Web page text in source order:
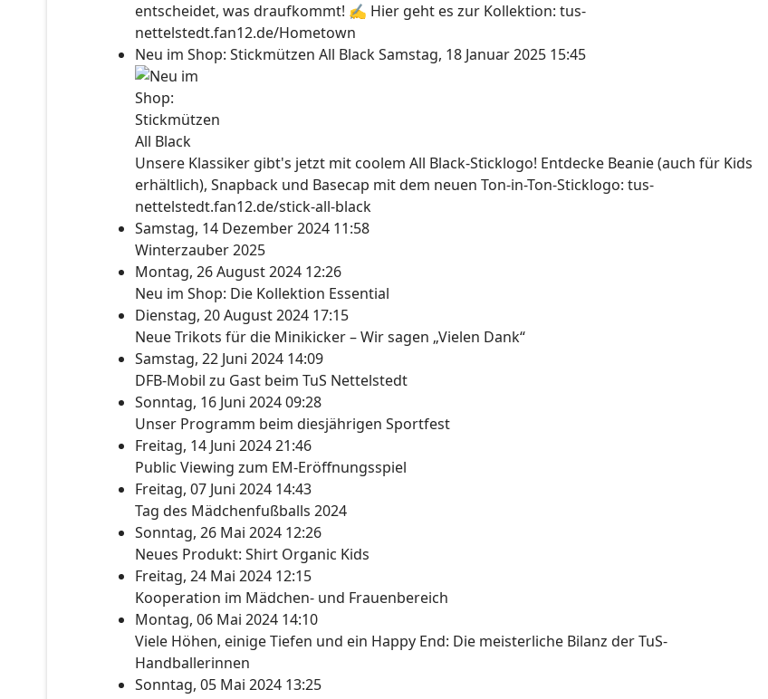
entscheidet, was draufkommt! ✍ Hier geht es zur Kollektion: tus-
nettelstedt.fan12.de/Hometown
Neu im Shop: Stickmützen All BlackSamstag, 18 Januar 2025 15:45
Unsere Klassiker gibt's jetzt mit coolem All Black-Sticklogo! Entdecke Beanie (auch für Kids
erhältlich), Snapback und Basecap mit dem neuen Ton-in-Ton-Sticklogo: tus-
nettelstedt.fan12.de/stick-all-black
Samstag, 14 Dezember 2024 11:58
Winterzauber 2025
Montag, 26 August 2024 12:26
Neu im Shop: Die Kollektion Essential
Dienstag, 20 August 2024 17:15
Neue Trikots für die Minikicker – Wir sagen „Vielen Dank“
Samstag, 22 Juni 2024 14:09
DFB-Mobil zu Gast beim TuS Nettelstedt
Sonntag, 16 Juni 2024 09:28
Unser Programm beim diesjährigen Sportfest
Freitag, 14 Juni 2024 21:46
Public Viewing zum EM-Eröffnungsspiel
Freitag, 07 Juni 2024 14:43
Tag des Mädchenfußballs 2024
Sonntag, 26 Mai 2024 12:26
Neues Produkt: Shirt Organic Kids
Freitag, 24 Mai 2024 12:15
Kooperation im Mädchen- und Frauenbereich
Montag, 06 Mai 2024 14:10
Viele Höhen, einige Tiefen und ein Happy End: Die meisterliche Bilanz der TuS-
Handballerinnen
Sonntag, 05 Mai 2024 13:25